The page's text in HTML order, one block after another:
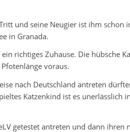
und seine Neugier ist ihm schon
in Granada.
richtiges Zuhause. Die hübsche
voraus.
nach Deutschland antreten
Katzenkind ist es unerlässlich
getestet antreten und dann ihren